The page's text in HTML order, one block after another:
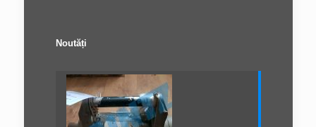
Noutăți